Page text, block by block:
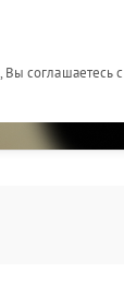
Вы соглашаетесь с